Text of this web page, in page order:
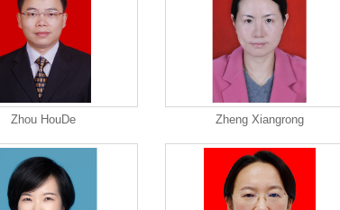
Zhou HouDe Zheng Xiangrong